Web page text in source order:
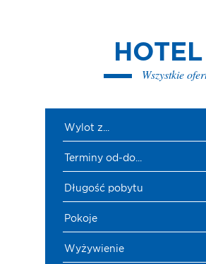
HOTEL
Wszystkie
Wylot z...
Terminy od-do...
Długość pobytu
Pokoje
Wyżywienie